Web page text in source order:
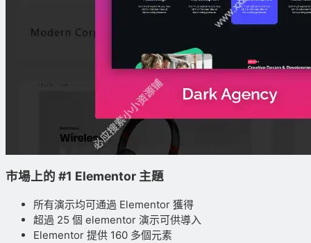
市場上的 #1 Elementor 主題
所有演示均可通過 Elementor 獲得
超過 25 個 elementor 演示可供導入
Elementor 提供 160 多個元素